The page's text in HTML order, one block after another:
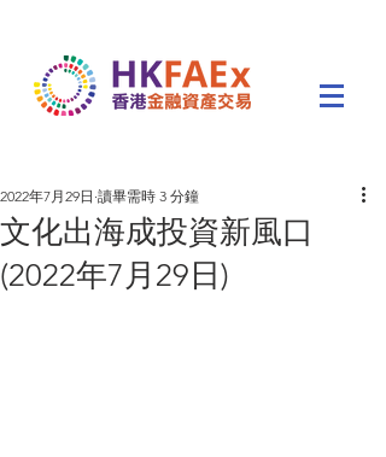
文化出海成投資新風口
(2022年7月29日)
2022年7月29日 讀畢需時 3 分鐘